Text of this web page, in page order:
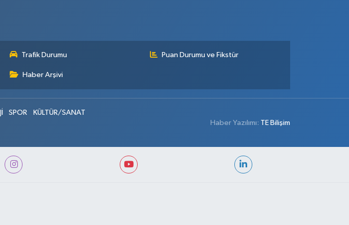
Trafik Durumu Puan Durumu ve Fikstür
Haber Arşivi
SPOR
KÜLTÜR/SANAT
Haber Yazılımı: TE Bilişim